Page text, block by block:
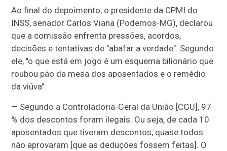
Ao final do depoimento, o presidente da CPMI do
INSS, senador Carlos Viana (Podemos-MG), declarou
que a comissão enfrenta pressões, acordos,
decisões e tentativas de "abafar a verdade". Segundo
ele, "o que está em jogo é um esquema bilionário que
roubou pão da mesa dos aposentados e o remédio
da viúva".
— Segundo a Controladoria-Geral da União [CGU], 97
% dos descontos foram ilegais. Ou seja, de cada 10
aposentados que tiveram descontos, quase todos
não aprovaram [que as deduções fossem feitas]. O